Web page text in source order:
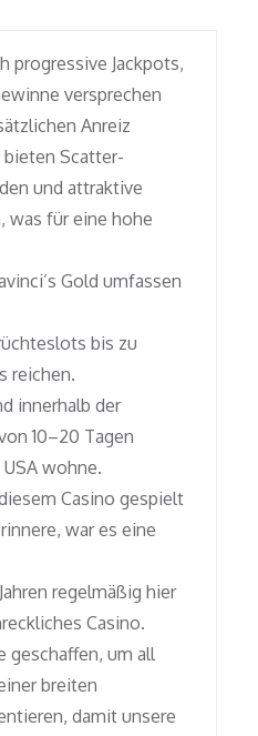
progressive Jackpots,
versprechen
Anreiz
Scatter-
und attraktive
was für eine hohe
Gold umfassen
bis zu
reichen.
innerhalb der
10–20 Tagen
wohne.
Casino gespielt
war es eine
regelmäßig hier
Casino.
geschaffen, um all
breiten
damit unsere